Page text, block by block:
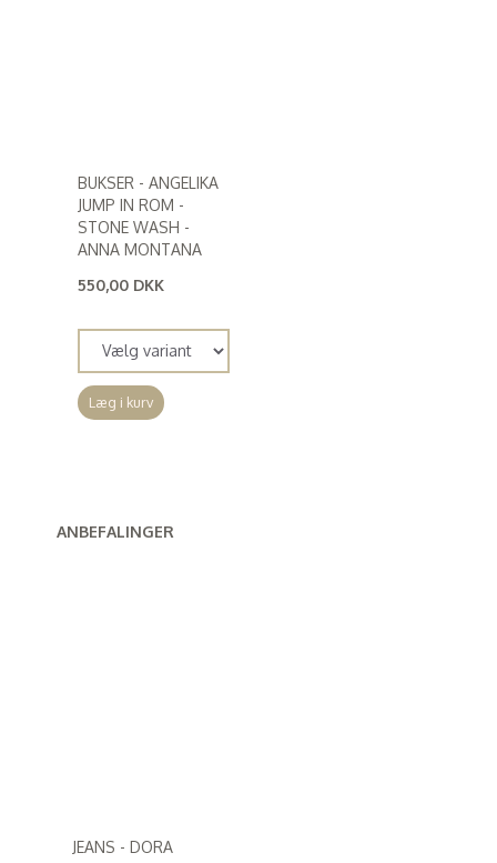
BUKSER - ANGELIKA
JUMP IN ROM -
STONE WASH -
ANNA MONTANA
550,00 DKK
Læg i kurv
ANBEFALINGER
JEANS - DORA